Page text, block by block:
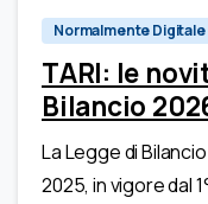
Normalmente Digitale
TARI: le
Bilancio
La Legge di
2025, in vigore dal